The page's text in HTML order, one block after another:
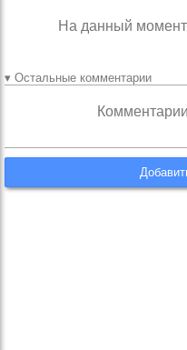
На данный
▾ Остальные комментарии